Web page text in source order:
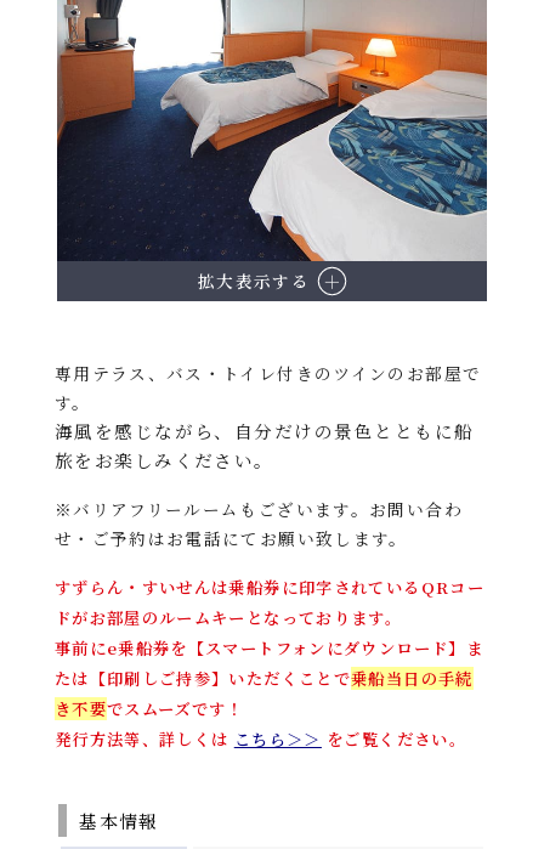
拡大表示する
専用テラス、バス・トイレ付きのツインのお部屋で
す。
海風を感じながら、自分だけの景色とともに船
旅をお楽しみください。
※バリアフリールームもございます。お問い合わ
せ・ご予約はお電話にてお願い致します。
すずらん・すいせんは乗船券に印字されているQRコー
ドがお部屋のルームキーとなっております。
事前にe乗船券を【スマートフォンにダウンロード】ま
たは【印刷しご持参】いただくことで乗船当日の手続
き不要でスムーズです！
発行方法等、詳しくは こちら＞＞ をご覧ください。
基本情報